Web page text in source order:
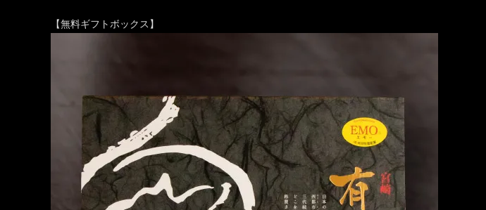
【無料ギフトボックス】